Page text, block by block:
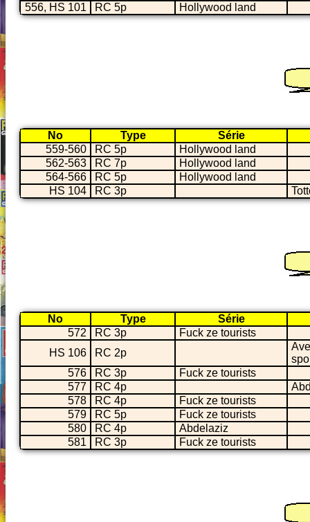
556, HS 101
RC 5p Hollywood land
No Type
Série
559-560
RC 5p
Hollywood land
562-563
RC 7p
Hollywood land
564-566
RC 5p
Hollywood land
HS 104
RC 3p
No Type
Série
572
RC 3p
Fuck ze tourists
HS 106
RC 2p
576
RC 3p
Fuck ze tourists
577
RC 4p
578
RC 4p
Fuck ze tourists
579
RC 5p
Fuck ze tourists
580
RC 4p
Abdelaziz
581
RC 3p Fuck ze tourists